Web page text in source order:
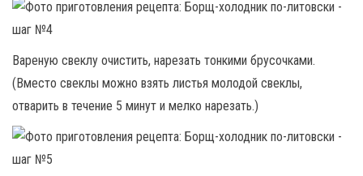
Вареную свеклу очистить, нарезать тонкими брусочками.
(Вместо свеклы можно взять листья молодой свеклы,
отварить в течение 5 минут и мелко нарезать.)